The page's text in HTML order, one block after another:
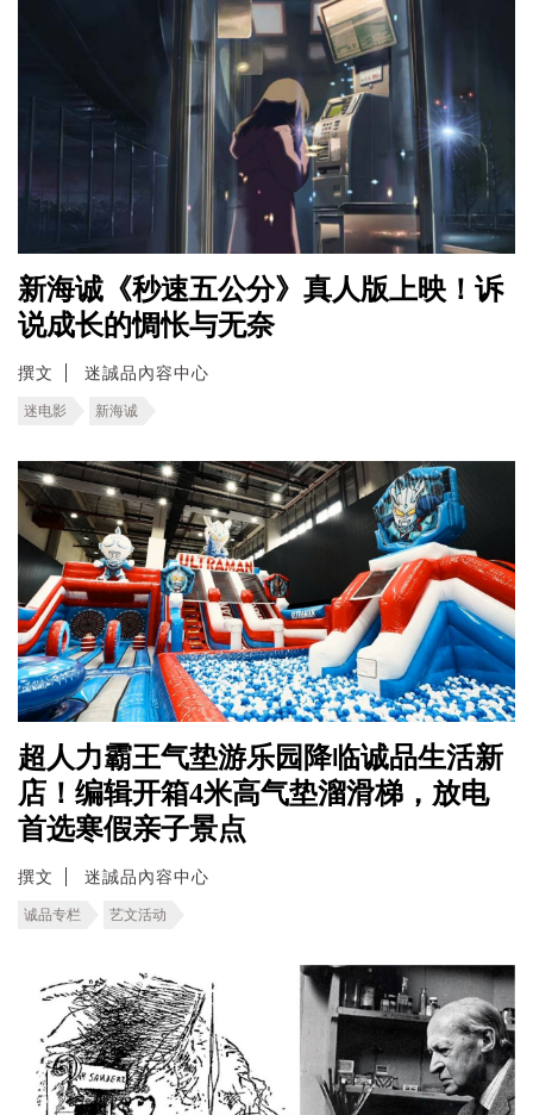
新海诚《秒速五公分》真人版上映！诉
说成长的惆怅与无奈
撰文 迷誠品內容中心
迷电影 新海诚
超人力霸王气垫游乐园降临诚品生活新
店！编辑开箱4米高气垫溜滑梯，放电
首选寒假亲子景点
撰文 迷誠品內容中心
诚品专栏 艺文活动